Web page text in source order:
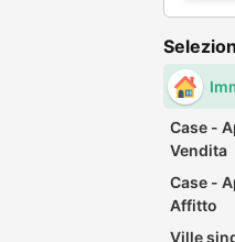
Case -
Vendita
Case -
Affitto
Ville